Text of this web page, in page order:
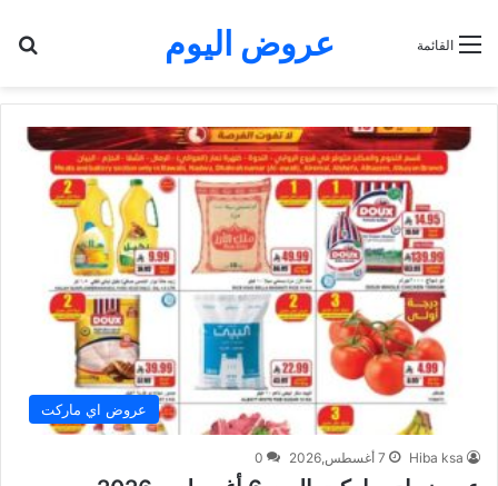
عروض اليوم القائمة
عروض اي ماركت
Hiba ksa 7 أغسطس,2026 0